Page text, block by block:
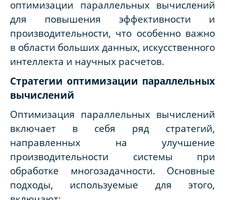
оптимизации параллельных вычислений
для повышения эффективности и
производительности, что особенно важно
в области больших данных, искусственного
интеллекта и научных расчетов.
Стратегии оптимизации параллельных
вычислений
Оптимизация параллельных вычислений
включает в себя ряд стратегий,
направленных на улучшение
производительности системы при
обработке многозадачности. Основные
подходы, используемые для этого,